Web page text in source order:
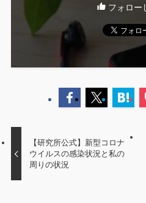
フォロー
【研究所公式】新型コロナ
ウイルスの感染状況と私の
周りの状況